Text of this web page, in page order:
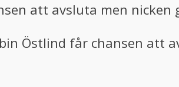
att avsluta men nicken
Östlind får chansen att